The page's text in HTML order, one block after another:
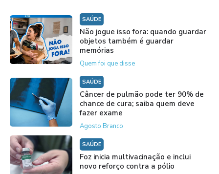
SAÚDE
Não jogue isso fora: quando guardar
objetos também é guardar
memórias
Quem foi que disse
SAÚDE
Câncer de pulmão pode ter 90% de
chance de cura; saiba quem deve
fazer exame
Agosto Branco
SAÚDE
Foz inicia multivacinação e inclui
novo reforço contra a pólio